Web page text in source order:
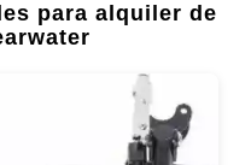
para alquiler de